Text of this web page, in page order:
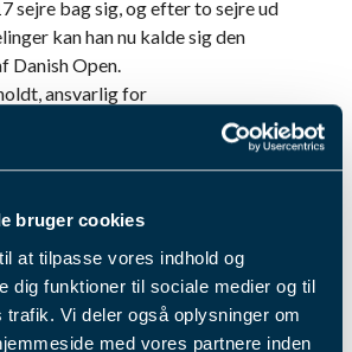
bruger cookies
at tilpasse vores indhold og
dig funktioner til sociale medier og til
Vi deler også oplysninger om
med vores partnere inden
sejre bag sig, og efter to sejre ud
kan han nu kalde sig den
Danish Open.
ansvarlig for
siger om første afvikling af
det var en succes, og uddyber:
nogle velafviklede løb med dygtige
år, viste endnu en gang
hører til i eliten af skandinaviske
nogle løb i særklasse og sikrede
Good Riddance og Totally